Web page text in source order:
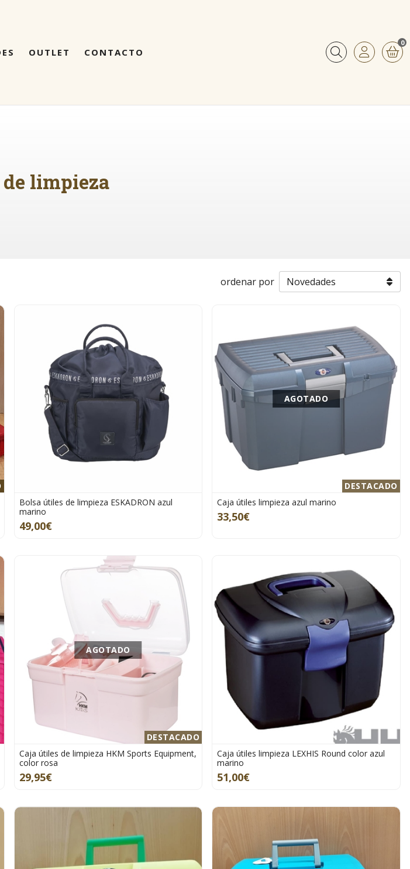
OUTLET CONTACTO Buscar
0
limpieza
ordenar por
Bolsa útiles de limpieza ESKADRON azul
marino
49,00€
DESTACADO
AGOTADO
Caja útiles limpieza azul marino
33,50€
DESTACADO
AGOTADO
Caja útiles de limpieza HKM Sports Equipment,
color rosa
29,95€
Caja útiles limpieza LEXHIS Round color azul
marino
51,00€